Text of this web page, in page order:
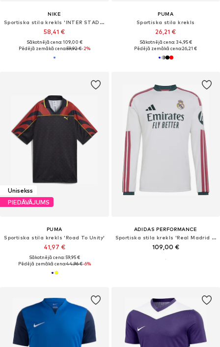
NIKE
Sportiska stila krekls 'INTER STAD HM'
58,41 €
Sākotnējā cena: 109,00 €
Pēdējā zemākā cena:59,92 €-2%
PUMA
Sportiska stila krekls
26,21 €
Sākotnējā cena: 34,95 €
Pēdējā zemākā cena:26,21 €
Unisekss
PIEDĀVĀJUMS
PUMA
Sportiska stila krekls 'Road To Unity'
41,97 €
Sākotnējā cena: 59,95 €
Pēdējā zemākā cena:44,96 €-6%
ADIDAS PERFORMANCE
Sportiska stila krekls 'Real Madrid 26/27'
109,00 €